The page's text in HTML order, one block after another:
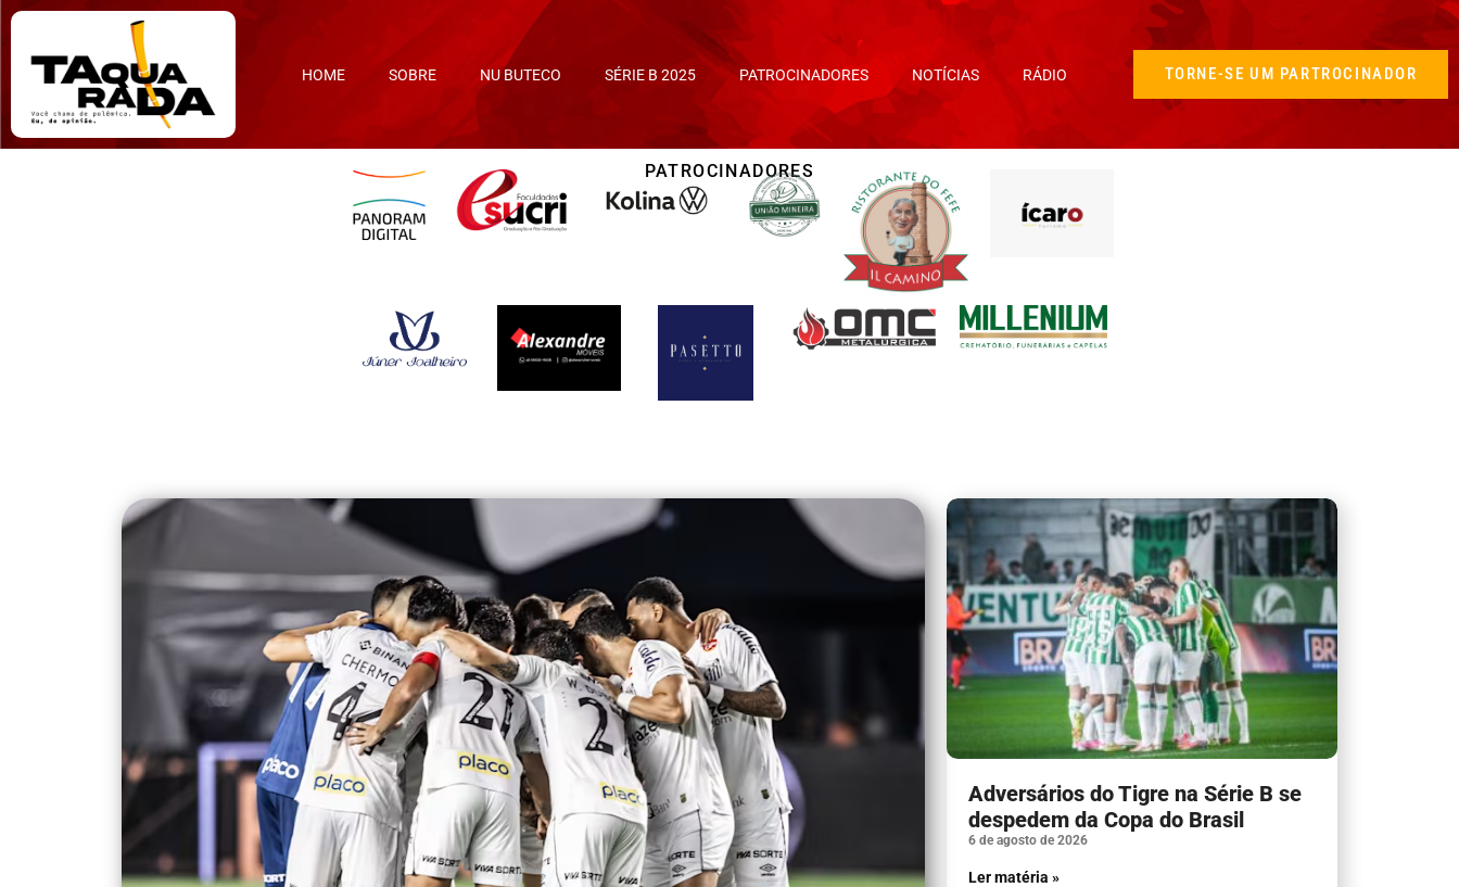
HOME SOBRE NU BUTECO SÉRIE B 2025 PATROCINADORES NOTÍCIAS RÁDIO TORNE-SE UM PARTROCINADOR
PATROCINADORES
Adversários do Tigre na Série B se
despedem da Copa do Brasil
6 de agosto de 2026
Ler matéria »